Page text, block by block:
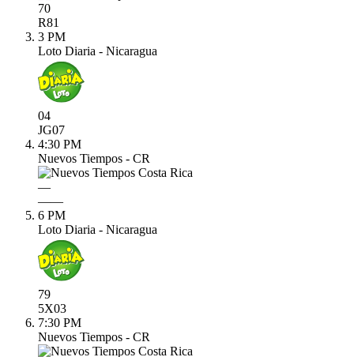
70
R81
3 PM
Loto Diaria - Nicaragua
04
JG07
4:30 PM
Nuevos Tiempos - CR
—
——
6 PM
Loto Diaria - Nicaragua
79
5X03
7:30 PM
Nuevos Tiempos - CR